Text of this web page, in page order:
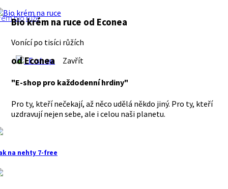
biorůže
Bio krém na ruce od Econea
Vonící po tisíci růžích
E-shop
Zavřít
od Econea
"E-shop pro každodenní hrdiny"
Pro ty, kteří nečekají, až něco udělá někdo jiný. Pro ty, kteří
uzdravují nejen sebe, ale i celou naši planetu.
na nehty 7-free